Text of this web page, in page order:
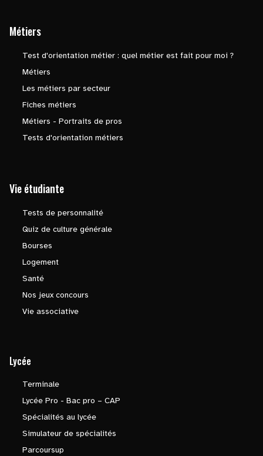
Métiers
Test d'orientation métier : quel métier est fait pour moi ?
Métiers
Les métiers par secteur
Fiches métiers
Métiers - Portraits de pros
Tests d'orientation métiers
Vie étudiante
Tests de personnalité
Quiz de culture générale
Bourses
Logement
Santé
Nos jeux concours
Vie associative
Lycée
Terminale
Lycée Pro - Bac pro – CAP
Spécialités au lycée
Simulateur de spécialités
Parcoursup